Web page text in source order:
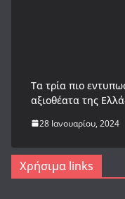
Tα τρία πιο
αξιοθέατα της
28 Ιανουαρίου, 2024
Χρήσιμα links